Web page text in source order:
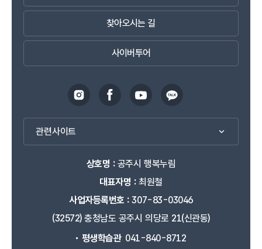
찾아오시는 길
사이버투어
관련사이트
상호명 :공주시 행복누림
대표자명 :최원철
사업자등록번호 :307-83-03046
(32572) 충청남도 공주시 의당로 21(신관동)
평생학습관 041-840-8712